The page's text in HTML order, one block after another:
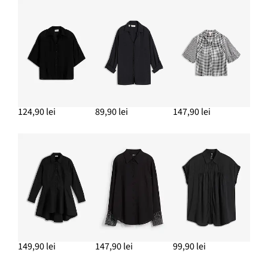
ADAUGĂ ÎN COȘ
Cercei creolen
77,90 lei
124,90 lei 89,90 lei 147,90 lei
149,90 lei 147,90 lei 99,90 lei